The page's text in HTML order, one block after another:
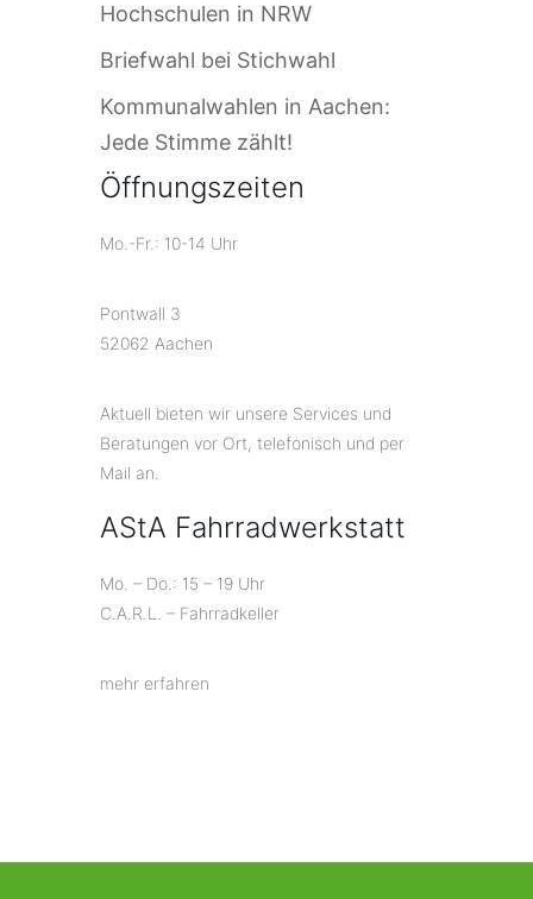
Hochschulen in NRW
Briefwahl bei Stichwahl
Kommunalwahlen in Aachen:
Jede Stimme zählt!
Öffnungszeiten
Mo.-Fr.: 10-14 Uhr
Pontwall 3
52062 Aachen
Aktuell bieten wir unsere Services und
Beratungen vor Ort, telefonisch und per
Mail an.
AStA Fahrradwerkstatt
Mo. – Do.: 15 – 19 Uhr
C.A.R.L. – Fahrradkeller
mehr erfahren